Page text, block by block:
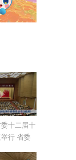
十二届十
行 省委